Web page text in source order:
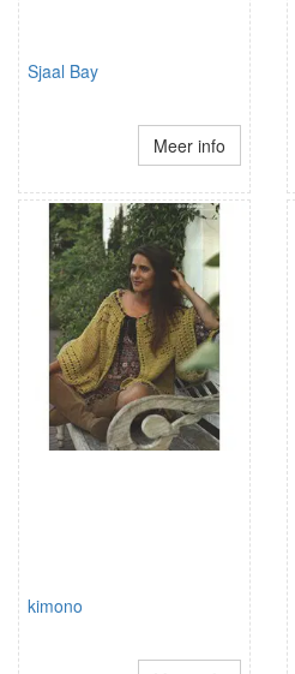
Sjaal Bay
Meer info
kimono